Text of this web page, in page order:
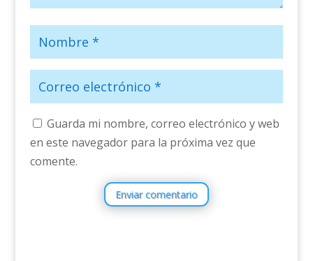
Guarda mi nombre, correo electrónico y web
en este navegador para la próxima vez que
comente.
Enviar comentario